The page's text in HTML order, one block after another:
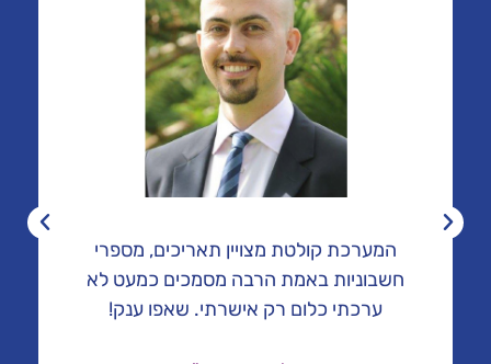
המערכת קולטת מצויין תאריכים, מספרי
חשבוניות באמת הרבה מסמכים כמעט לא
ערכתי כלום רק אישרתי. שאפו ענק!